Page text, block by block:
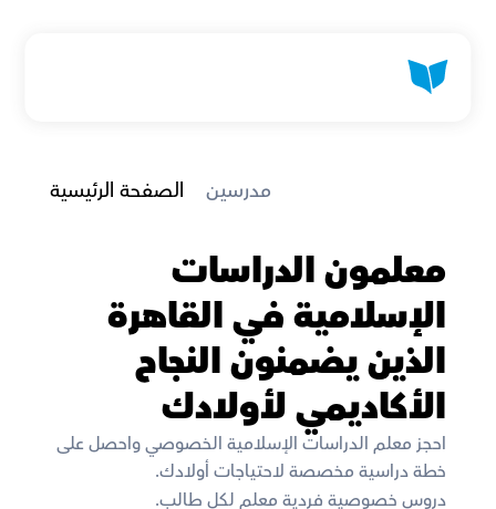
الصفحة الرئيسية مدرسين
معلمون الدراسات
الإسلامية في القاهرة
الذين يضمنون النجاح
الأكاديمي لأولادك
احجز معلم الدراسات الإسلامية الخصوصي واحصل على
خطة دراسية مخصصة لاحتياجات أولادك.
دروس خصوصية فردية معلم لكل طالب.